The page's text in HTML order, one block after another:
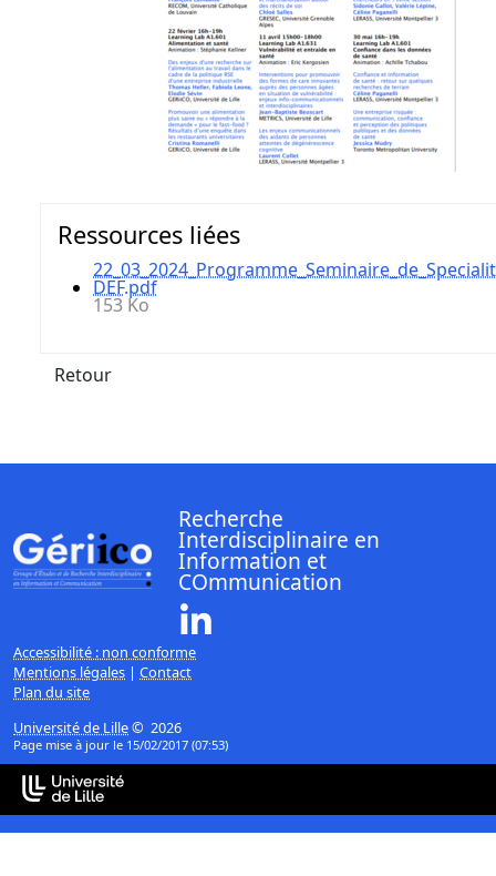
Ressources liées
DEF.pdf
153 Ko
Retour
Recherche
Interdisciplinaire en
Information et
COmmunication
Accessibilité : non conforme
Mentions légales | Contact
Plan du site
Université de Lille© 2026
Page mise à jour le 15/02/2017 (07:53)